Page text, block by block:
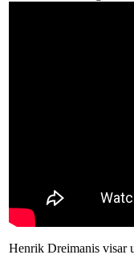
Henrik Dreimanis visar